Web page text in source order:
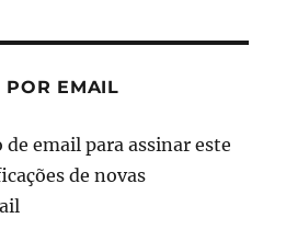
POR EMAIL
email para assinar este
de novas